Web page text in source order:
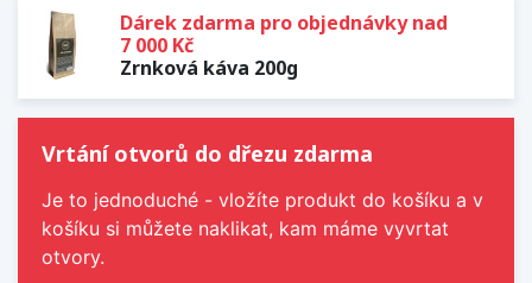
Dárek zdarma pro objednávky nad
7 000 Kč
Zrnková káva 200g
Vrtání otvorů do dřezu zdarma
Je to jednoduché - vložíte produkt do košíku a v
košíku si můžete naklikat, kam máme vyvrtat
otvory.